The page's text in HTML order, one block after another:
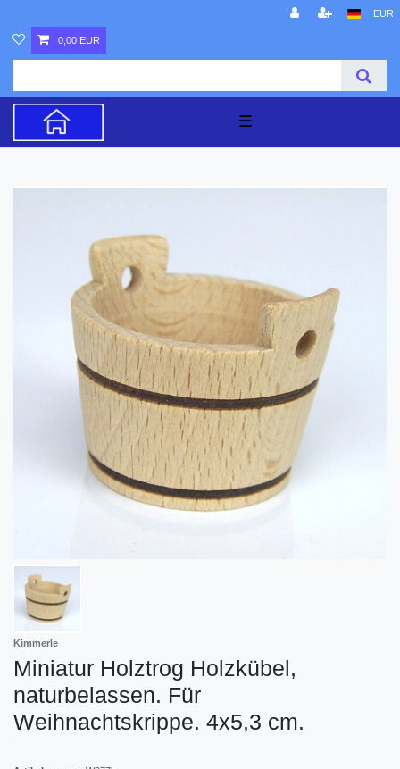
EUR
0,00 EUR
☰
Kimmerle
Miniatur Holztrog Holzkübel,
naturbelassen. Für
Weihnachtskrippe. 4x5,3 cm.